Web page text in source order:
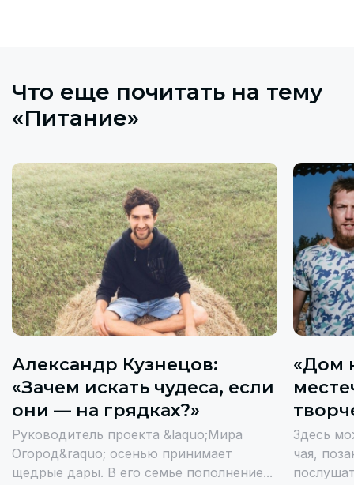
Что еще почитать на тему
«Питание»
Александр Кузнецов:
«Зачем искать чудеса, если
они — на грядках?»
Руководитель проекта &laquo;Мира
Огород&raquo; осенью принимает
щедрые дары. В его семье пополнение...
«Дом
Здесь
чая,